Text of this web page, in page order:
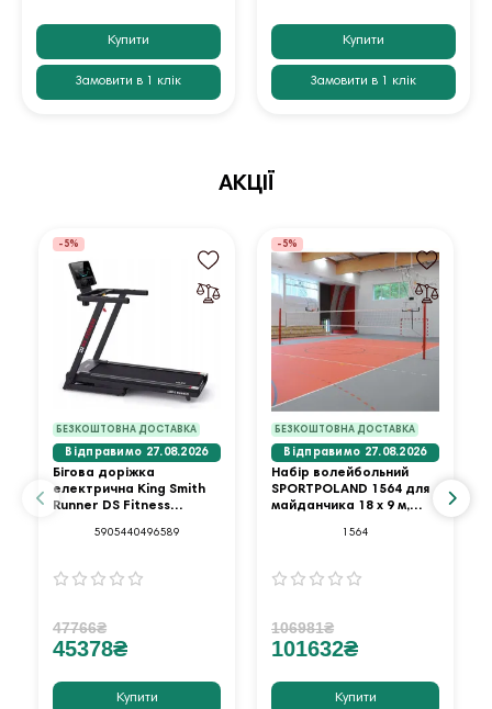
Купити
Замовити в 1 клік
Купити
Замовити в 1 клік
АКЦІЇ
БЕЗКОШТОВНА ДОСТАВКА
-5%
Відправимо 27.08.2026
Бігова доріжка
електрична King Smith
Runner DS Fitness
5905440496589
47766₴
45378₴
Купити
БЕЗКОШТОВНА ДОСТАВКА
-5%
Відправимо 27.08.2026
Набір волейбольний
SPORTPOLAND 1564 для
майданчика 18 х 9 м,
1564
106981₴
101632₴
Купити